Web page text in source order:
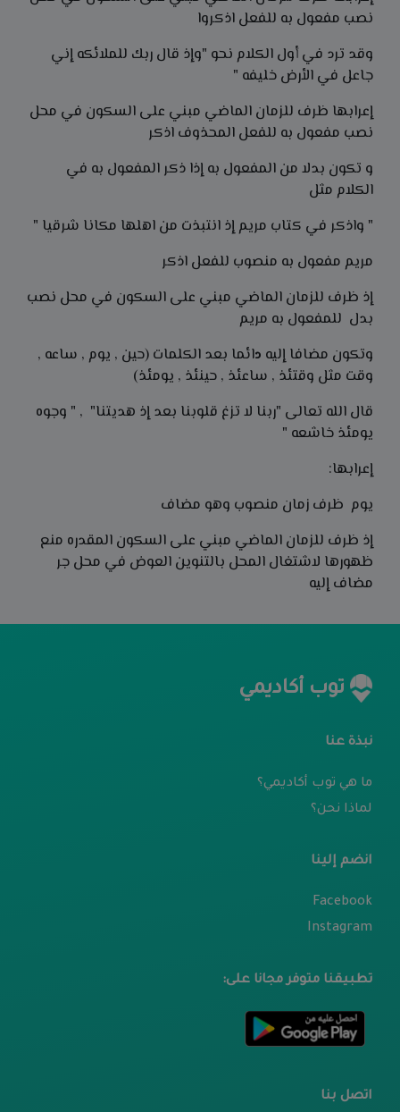
نصب مفعول به للفعل اذكروا
وقد ترد في أول الكلام نحو "وإذ قال ربك للملائكه إني
جاعل في الأرض خليفه "
إعرابها ظرف للزمان الماضي مبني على السكون في محل
نصب مفعول به للفعل المحذوف اذكر
و تكون بدلا من المفعول به إذا ذكر المفعول به في
الكلام مثل
" واذكر في كتاب مريم إذ انتبذت من اهلها مكانا شرقيا "
مريم مفعول به منصوب للفعل اذكر
إذ ظرف للزمان الماضي مبني على السكون في محل نصب
بدل للمفعول به مريم
وتكون مضافا إليه دائما بعد الكلمات (حين , يوم , ساعه ,
وقت مثل وقتئذ , ساعئذ , حينئذ , يومئذ)
قال الله تعالى "ربنا لا تزغ قلوبنا بعد إذ هديتنا" , " وجوه
يومئذ خاشعه "
إعرابها:
يوم ظرف زمان منصوب وهو مضاف
إذ ظرف للزمان الماضي مبني على السكون المقدره منع
ظهورها لاشتغال المحل بالتنوين العوض في محل جر
مضاف إليه
توب أكاديمي
نبذة عنا
ما هي توب أكاديمي؟
لماذا نحن؟
انضم إلينا
Facebook
Instagram
تطبيقنا متوفر مجانا على:
اتصل بنا